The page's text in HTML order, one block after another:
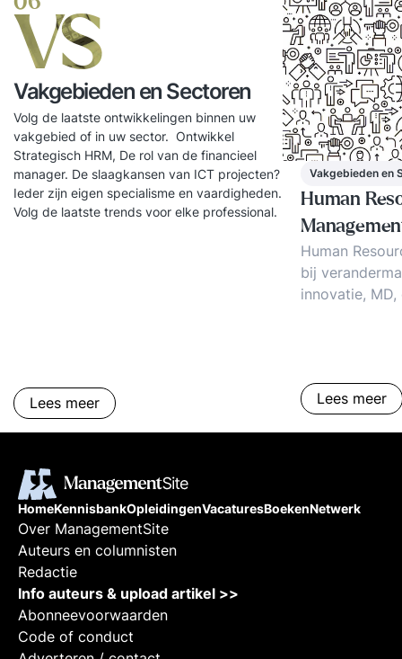
VS
Vakgebieden en Sectoren
Volg de laatste ontwikkelingen binnen uw
vakgebied of in uw sector. Ontwikkel
Strategisch HRM, De rol van de financieel
manager. De slaagkansen van ICT projecten?
Ieder zijn eigen specialisme en vaardigheden.
Volg de laatste trends voor elke professional.
Lees meer
Vakgebieden en
Human
Human
bij
innovatie,
Lees meer
HomeKennisbankOpleidingenVacaturesBoekenNetwerk
Over ManagementSite
Auteurs en columnisten
Redactie
Info auteurs & upload artikel >>
Abonneevoorwaarden
Code of conduct